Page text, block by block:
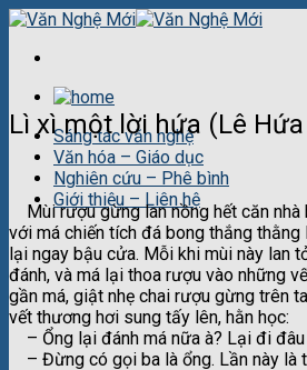
Skip
content
Sáng tác văn nghệ
Văn hóa – Giáo dục
Nghiên cứu – Phê bình
Giới thiệu – Liên hệ
Lì xì một lời hứa (Lê
Mùi rượu gừng lan nồng hết căn nhà
với má chiến tích đá bong thắng
lại ngay bậu cửa. Mỗi khi mùi này lan
đánh, và má lại thoa rượu vào những
gần má, giật nhẹ chai rượu gừng trên
vết thương hơi sung tấy lên, hằn học:
– Ổng lại đánh má nữa à? Lại đi đâu
– Đừng có gọi ba là ổng. Lần này là